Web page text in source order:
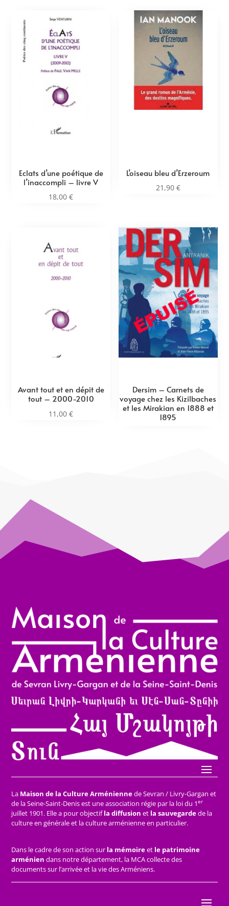
Eclats d’une poétique de
l’inaccompli – livre V
18,00€
L’oiseau bleu d’Erzeroum
21,90 €
Avant tout et en dépit de
tout – 2000-2010
11,00€
Dersim – Carnets de
voyage chez les Kizilbaches
et les Mirakian en 1888 et
1895
La Maison de la Culture Arméniennede Sevran / Livry-Gargan et
de la Seine-Saint-Denis est une association régie par la loi du 1er
juillet 1901. Elle a pour objectifla diffusion et la sauvegardede la
culture en générale et la culture arménienne en particulier.
Dans le cadre de son action sur la mémoireet le patrimoine
arménien dans notre département, la MCA collecte des
documents sur l’arrivée et la vie des Arméniens.